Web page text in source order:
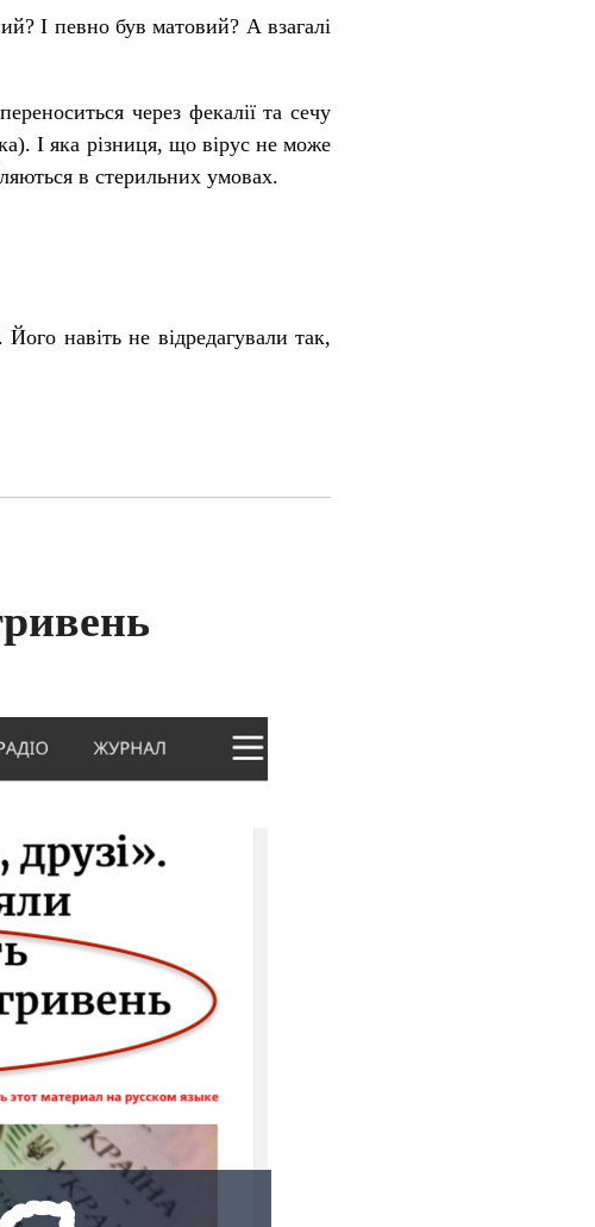
І певно був матовий? А взагалі
через фекалії та сечу
І яка різниця, що вірус не може
в стерильних умовах.
навіть не відредагували так,